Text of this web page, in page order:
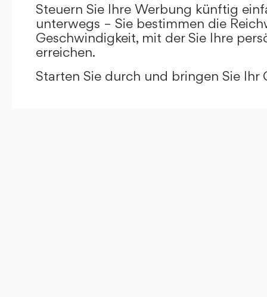
Steuern Sie Ihre Werbung künftig
unterwegs – Sie bestimmen die
Geschwindigkeit, mit der Sie Ihre
erreichen.
Starten Sie durch und bringen Sie Ihr